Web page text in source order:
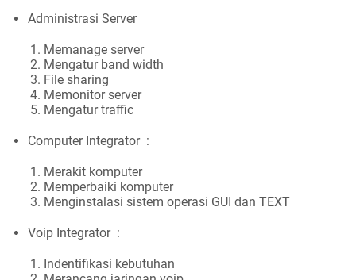
Administrasi Server
Memanage server
Mengatur band width
File sharing
Memonitor server
Mengatur traffic
Computer Integrator :
Merakit komputer
Memperbaiki komputer
Menginstalasi sistem operasi GUI dan TEXT
Voip Integrator :
Indentifikasi kebutuhan